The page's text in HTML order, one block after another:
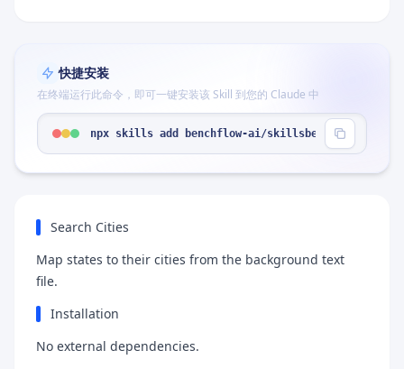
快捷安装
在终端运行此命令，即可一键安装该 Skill 到您的 Claude 中
npx skills add benchflow-ai/skillsbench --skill
Search Cities
Map states to their cities from the background text
file.
Installation
No external dependencies.